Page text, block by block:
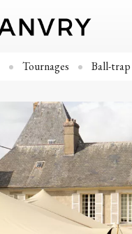
Tournages Ball-trap